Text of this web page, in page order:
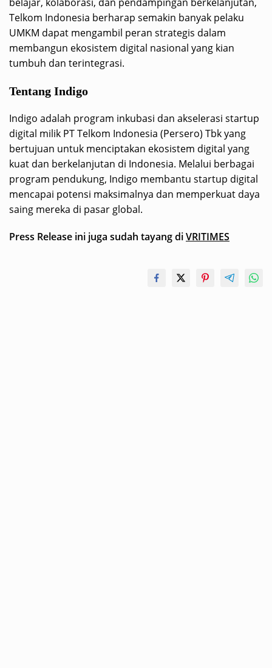
Telkom Indonesia berharap semakin banyak pelaku
UMKM dapat mengambil peran strategis dalam
membangun ekosistem digital nasional yang kian
tumbuh dan terintegrasi.
Tentang Indigo
Indigo adalah program inkubasi dan akselerasi startup
digital milik PT Telkom Indonesia (Persero) Tbk yang
bertujuan untuk menciptakan ekosistem digital yang
kuat dan berkelanjutan di Indonesia. Melalui berbagai
program pendukung, Indigo membantu startup digital
mencapai potensi maksimalnya dan memperkuat daya
saing mereka di pasar global.
Press Release ini juga sudah tayang diVRITIMES